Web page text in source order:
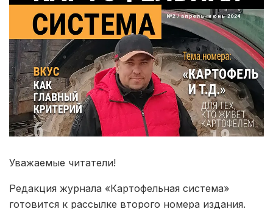
Уважаемые читатели!
Редакция журнала «Картофельная система»
готовится к рассылке второго номера издания.